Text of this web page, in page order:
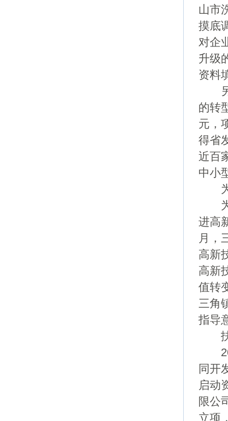
山市
摸底
对企
升级
资料
另
的转
元，
得省
近百
中小
为
为
进高
月，
高新
高新
值转
三角
指导
扶
同开
启动
限公
立项